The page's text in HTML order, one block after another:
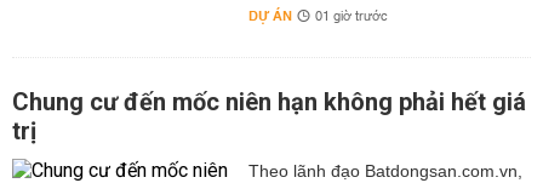
DỰ ÁN 01 giờ trước
Chung cư đến mốc niên hạn không phải hết giá
trị
Theo lãnh đạo Batdongsan.com.vn,